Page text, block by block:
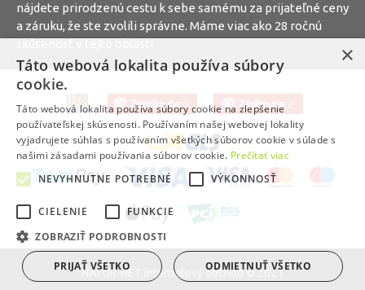
nájdete prirodzenú cestu k sebe samému za prijateľné ceny
a záruku, že ste zvolili správne. Máme viac ako 28 ročnú
NATUR-NET internetový obchod © 2021
×
Táto webová lokalita používa súbory
cookie.
Táto webová lokalita používa súbory cookie na zlepšenie
používateľskej skúsenosti. Používaním našej webovej lokality
vyjadrujete súhlas s používaním všetkých súborov cookie v súlade s
našimi zásadami používania súborov cookie. Prečítať viac
NEVYHNUTNE POTREBNÉ
VÝKONNOSŤ
CIELENIE
FUNKCIE
ZOBRAZIŤ PODROBNOSTI
PRIJAŤ VŠETKO ODMIETNUŤ VŠETKO